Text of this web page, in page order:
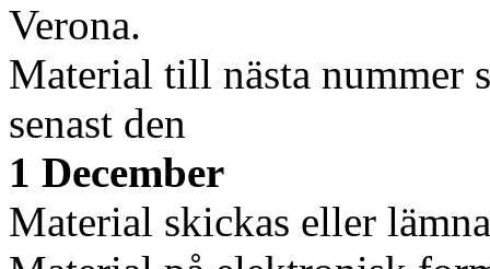
Verona.
Material till nästa nummer
senast den
1 December
Material skickas eller